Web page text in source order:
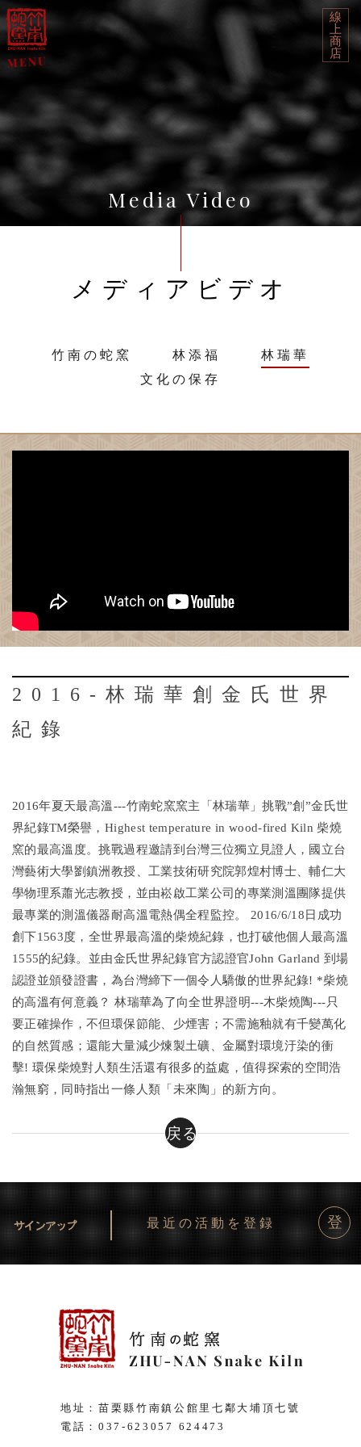
線
上
商
店
Media Video
メディアビデオ
竹南の蛇窯 林添福
林瑞華
文化の保存
2016-林瑞華創金氏世界
紀錄
2016年夏天最高溫---竹南蛇窯窯主「林瑞華」挑戰”創”金氏世
界紀錄TM榮譽，Highest temperature in wood-fired Kiln 柴燒
窯的最高溫度。挑戰過程邀請到台灣三位獨立見證人，國立台
灣藝術大學劉鎮洲教授、工業技術研究院郭煌村博士、輔仁大
學物理系蕭光志教授，並由崧啟工業公司的專業測溫團隊提供
最專業的測溫儀器耐高溫電熱偶全程監控。 2016/6/18日成功
創下1563度，全世界最高溫的柴燒紀錄，也打破他個人最高溫
1555的紀錄。並由金氏世界紀錄官方認證官John Garland 到場
認證並頒發證書，為台灣締下一個令人驕傲的世界紀錄! *柴燒
的高溫有何意義？ 林瑞華為了向全世界證明---木柴燒陶---只
要正確操作，不但環保節能、少煙害；不需施釉就有千變萬化
的自然質感；還能大量減少煉製土礦、金屬對環境汙染的衝
擊! 環保柴燒對人類生活還有很多的益處，值得探索的空間浩
瀚無窮，同時指出一條人類「未來陶」的新方向。
戻る
最近の活動を登録 登
地址：苗栗縣竹南鎮公館里七鄰大埔頂七號
電話：037-623057 624473